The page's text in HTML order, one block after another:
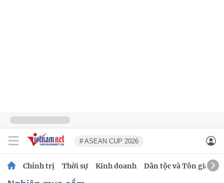
# ASEAN CUP 2026
Chính trị Thời sự Kinh doanh Dân tộc và Tôn giáo